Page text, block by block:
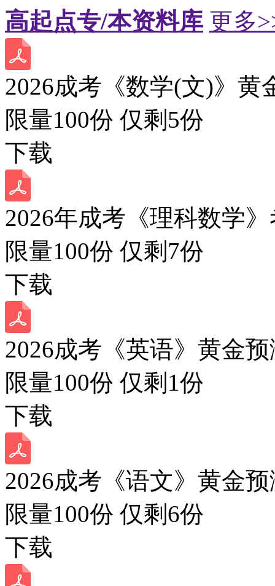
高起点专/本资料库 更多
2026成考《数学(文)》黄
限量100份 仅剩 5份
下载
2026年成考《理科数学
限量100份 仅剩 7份
下载
2026成考《英语》黄金
限量100份 仅剩 1份
下载
2026成考《语文》黄金
限量100份 仅剩 6份
下载